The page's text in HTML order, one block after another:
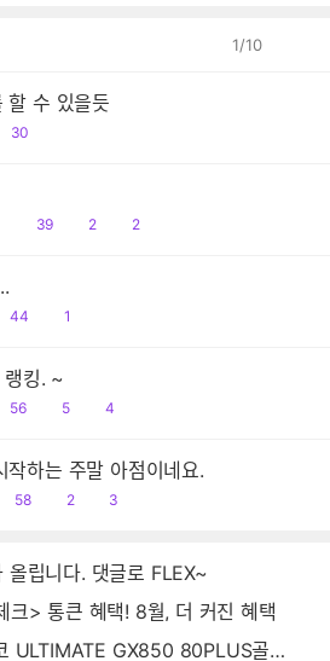
1/10
할 수 있을듯
읽
30
읽
39
공
2
댓
2
읽
44
댓1
킹. ~
읽
56
공
5
댓
4
하는 주말 아점이네요.
읽
58
공
2
댓
3
올립니다. 댓글로 FLEX~
크> 통큰 혜택! 8월, 더 커진 혜택
GX850 80PLUS골드 풀모듈러 ATX3.0 블랙